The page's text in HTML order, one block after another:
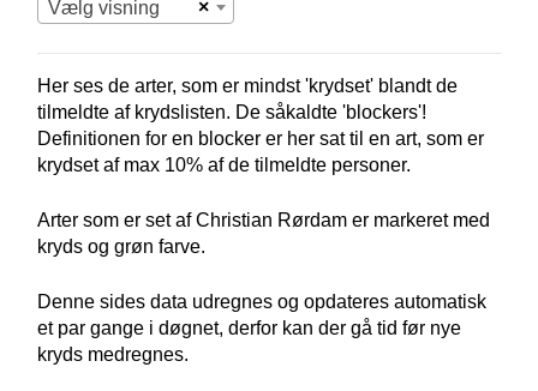
×
Vælg visning
Her ses de arter, som er mindst 'krydset' blandt de
tilmeldte af krydslisten. De såkaldte 'blockers'!
Definitionen for en blocker er her sat til en art, som er
krydset af max 10% af de tilmeldte personer.
Arter som er set af Christian Rørdam er markeret med
kryds og grøn farve.
Denne sides data udregnes og opdateres automatisk
et par gange i døgnet, derfor kan der gå tid før nye
kryds medregnes.